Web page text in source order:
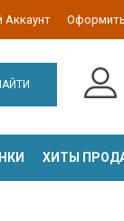
Аккаунт
ХИТЫ